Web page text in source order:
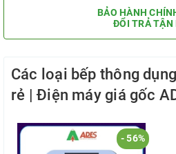
BẢO HÀNH
ĐỔI TRẢ TẬN
Các loại bếp thông
rẻ | Điện máy giá gốc
- 56%